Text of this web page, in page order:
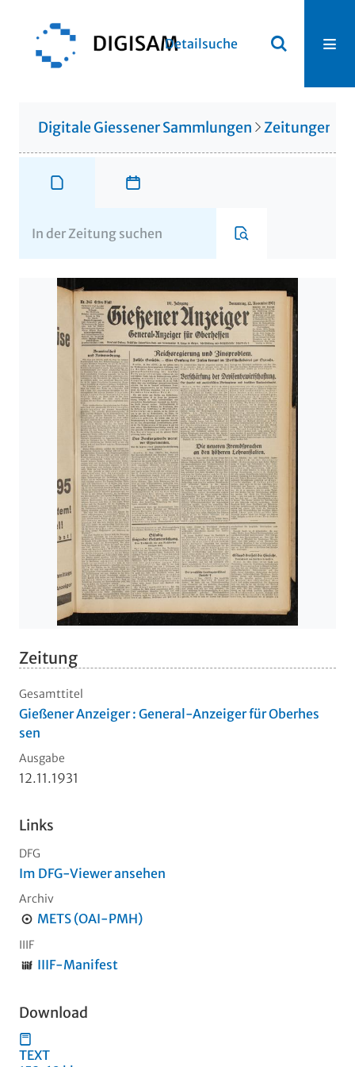
Detailsuche
Digitale Giessener Sammlungen Zeitungen
Zeitung
Gesamttitel
Gießener Anzeiger : General-Anzeiger für Oberhes
sen
Ausgabe
12.11.1931
Links
DFG
Im DFG-Viewer ansehen
Archiv
METS (OAI-PMH)
IIIF
IIIF-Manifest
Download
TEXT